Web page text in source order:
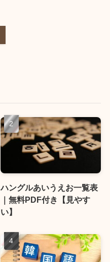
ハングルあいうえお一覧表
｜無料PDF付き【見やす
い】